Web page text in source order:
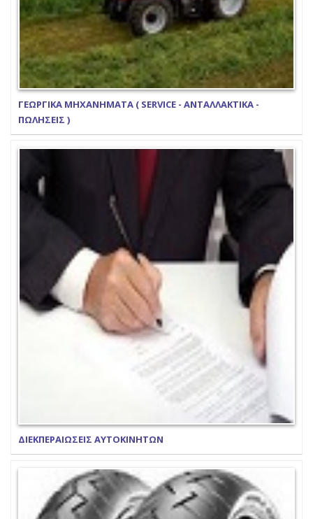
ΓΕΩΡΓΙΚΑ ΜΗΧΑΝΗΜΑΤΑ ( SERVICE - ΑΝΤΑΛΛΑΚΤΙΚΑ -
ΠΩΛΗΣΕΙΣ )
ΔΙΕΚΠΕΡΑΙΩΣΕΙΣ ΑΥΤΟΚΙΝΗΤΩΝ